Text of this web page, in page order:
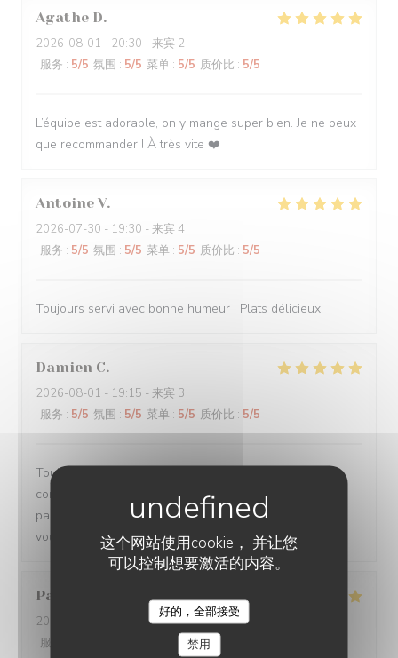
这个网站使用cookie， 并让您
可以控制想要激活的内容。
好的，全部接受
禁用
Agathe D
2026-08-01 - 20:30 - 来宾 2
服务 : 5/5 氛围 : 5/5 菜单 : 5/5 质价比 : 5/5
L’équipe est adorable, on y mange super bien. Je ne peux
que recommander ! À très vite ❤️
Antoine V
2026-07-30 - 19:30 - 来宾 4
服务 : 5/5 氛围 : 5/5 菜单 : 5/5 质价比 : 5/5
Toujours servi avec bonne humeur ! Plats délicieux
Damien C
2026-08-01 - 19:15 - 来宾 3
服务 : 5/5 氛围 : 5/5 菜单 : 5/5 质价比 : 5/5
Toujours un plaisir de venir dans ce restaurant qui
commence toujours par un accueil chaleureux. Tout est
parfait si service à la cuisine. Ne changez rien Merci à
vous
Pascal
2026-07-31
- 20:45 - 来宾 2
服务
/5 质价比